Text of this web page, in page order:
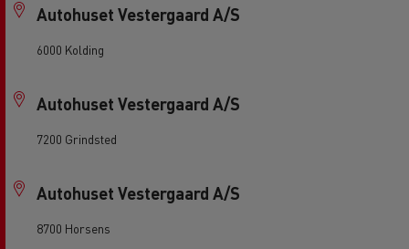
Autohuset Vestergaard A/S
6000 Kolding
Autohuset Vestergaard A/S
7200 Grindsted
Autohuset Vestergaard A/S
8700 Horsens